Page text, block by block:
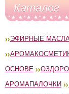
Каталог
ЭФИРНЫЕ
ОСНОВЕ
АРОМАПАЛОЧКИ